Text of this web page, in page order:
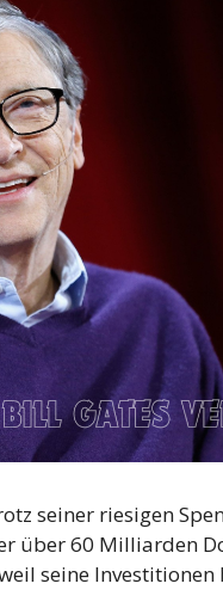
seiner riesigen
über 60 Milliarden
seine Investitionen